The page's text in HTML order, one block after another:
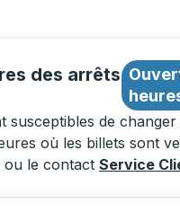
des arrêts
susceptibles de changer
où les billets sont
ou le contact Service